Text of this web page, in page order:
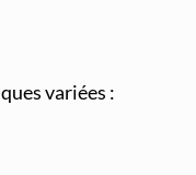
variées :